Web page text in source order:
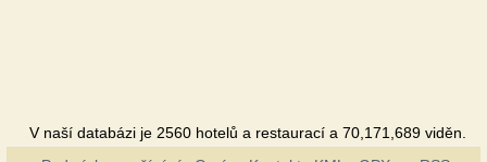
V naší databázi je 2560 hotelů a restaurací a 70,171,689 viděn.